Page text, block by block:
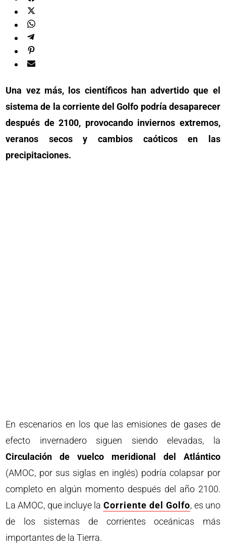
Una vez más, los científicos han advertido que el
sistema de la corriente del Golfo podría desaparecer
después de 2100, provocando inviernos extremos,
veranos secos y cambios caóticos en las
precipitaciones.
En escenarios en los que las emisiones de gases de
efecto invernadero siguen siendo elevadas, la
Circulación de vuelco meridional del Atlántico
(AMOC, por sus siglas en inglés) podría colapsar por
completo en algún momento después del año 2100.
La AMOC, que incluye la Corriente del Golfo, es uno
de los sistemas de corrientes oceánicas más
importantes de la Tierra.